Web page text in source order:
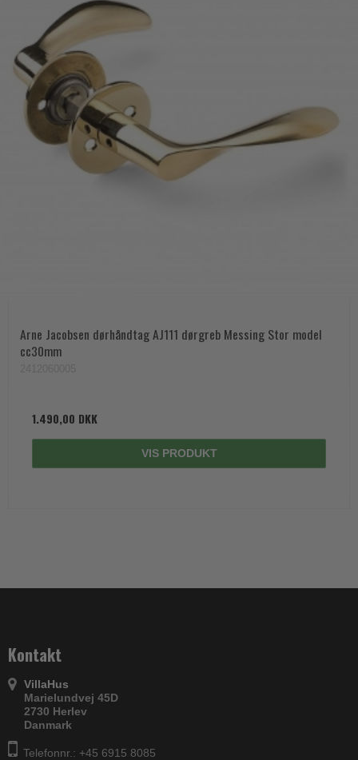
Arne Jacobsen dørhåndtag AJ111 dørgreb Messing Stor model
cc30mm
1.490,00 DKK
VIS PRODUKT
Kontakt
VillaHus
Marielundvej 45D
2730 Herlev
Danmark
Telefonnr.: +45 6915 8085